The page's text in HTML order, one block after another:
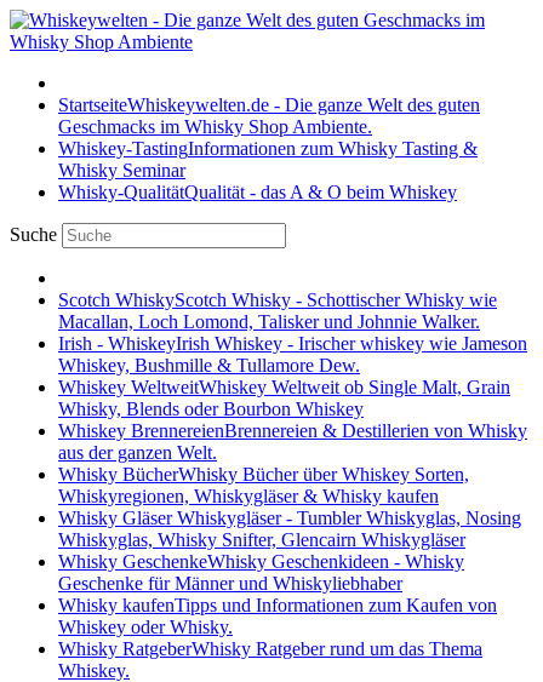
StartseiteWhiskeywelten.de - Die ganze Welt des guten
Geschmacks im Whisky Shop Ambiente.
Whiskey-TastingInformationen zum Whisky Tasting &
Whisky Seminar
Whisky-QualitätQualität - das A & O beim Whiskey
Suche
Scotch WhiskyScotch Whisky - Schottischer Whisky wie
Macallan, Loch Lomond, Talisker und Johnnie Walker.
Irish - WhiskeyIrish Whiskey - Irischer whiskey wie Jameson
Whiskey, Bushmille & Tullamore Dew.
Whiskey WeltweitWhiskey Weltweit ob Single Malt, Grain
Whisky, Blends oder Bourbon Whiskey
Whiskey BrennereienBrennereien & Destillerien von Whisky
aus der ganzen Welt.
Whisky BücherWhisky Bücher über Whiskey Sorten,
Whiskyregionen, Whiskygläser & Whisky kaufen
Whisky GläserWhiskygläser - Tumbler Whiskyglas, Nosing
Whiskyglas, Whisky Snifter, Glencairn Whiskygläser
Whisky GeschenkeWhisky Geschenkideen - Whisky
Geschenke für Männer und Whiskyliebhaber
Whisky kaufenTipps und Informationen zum Kaufen von
Whiskey oder Whisky.
Whisky RatgeberWhisky Ratgeber rund um das Thema
Whiskey.